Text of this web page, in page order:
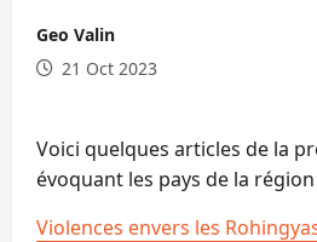
Geo Valin
21 Oct 2023
Voici quelques articles de la
évoquant les pays de la région
Violences envers les